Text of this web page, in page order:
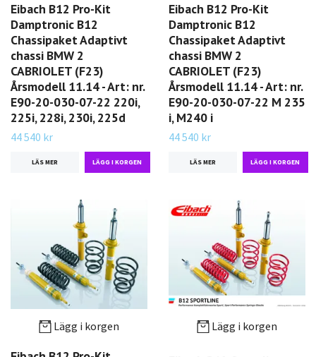
Eibach B12 Pro-Kit
Damptronic B12
Chassipaket Adaptivt
chassi BMW 2
CABRIOLET (F23)
Årsmodell 11.14 - Art: nr.
E90-20-030-07-22 220i,
225i, 228i, 230i, 225d
44 540 kr
LÄS MER
Eibach B12 Pro-Kit
Damptronic B12
Chassipaket Adaptivt
chassi BMW 2
CABRIOLET (F23)
Årsmodell 11.14 - Art: nr.
E90-20-030-07-22 M 235
i, M240 i
44 540 kr
LÄS MER
Lägg i korgen Lägg i korgen